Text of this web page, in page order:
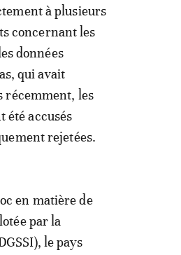
à plusieurs
concernant les
données
qui avait
récemment, les
été accusés
rejetées.
en matière de
par la
le pays